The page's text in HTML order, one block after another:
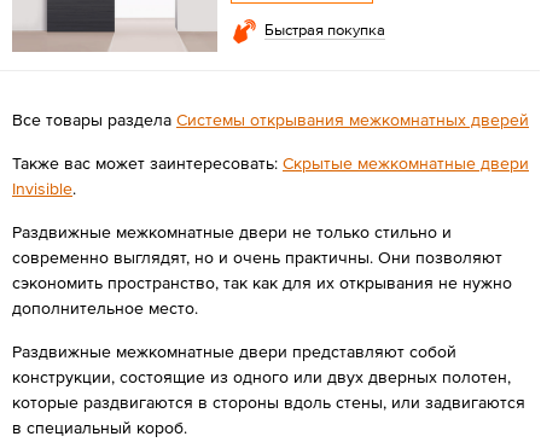
Быстрая покупка
Все товары раздела Системы открывания межкомнатных дверей
Также вас может заинтересовать: Скрытые межкомнатные двери
Invisible.
Раздвижные межкомнатные двери не только стильно и
современно выглядят, но и очень практичны. Они позволяют
сэкономить пространство, так как для их открывания не нужно
дополнительное место.
Раздвижные межкомнатные двери представляют собой
конструкции, состоящие из одного или двух дверных полотен,
которые раздвигаются в стороны вдоль стены, или задвигаются
в специальный короб.